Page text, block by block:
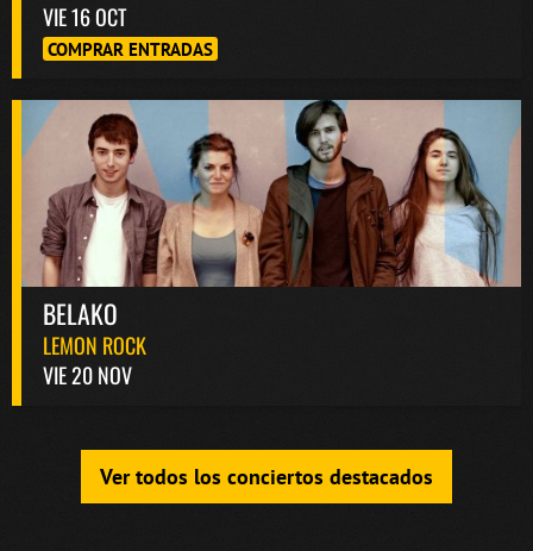
VIE 16 OCT
COMPRAR ENTRADAS
BELAKO
LEMON ROCK
VIE 20 NOV
Ver todos los conciertos destacados